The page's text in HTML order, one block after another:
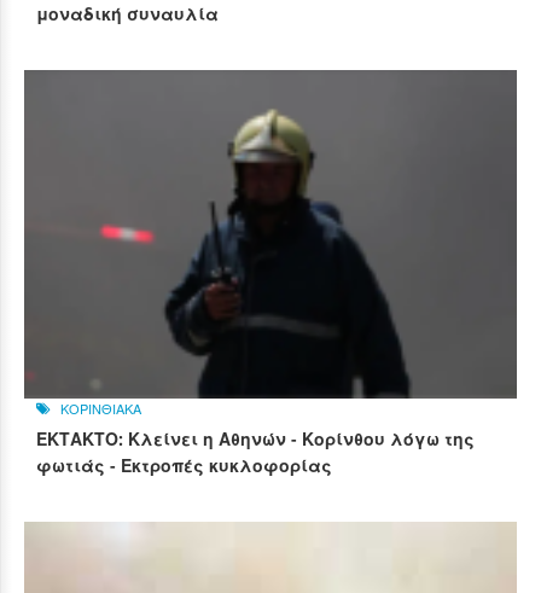
μοναδική συναυλία
ΚΟΡΙΝΘΙΑΚΑ
ΕΚΤΑΚΤΟ: Κλείνει η Αθηνών - Κορίνθου λόγω της
φωτιάς - Εκτροπές κυκλοφορίας